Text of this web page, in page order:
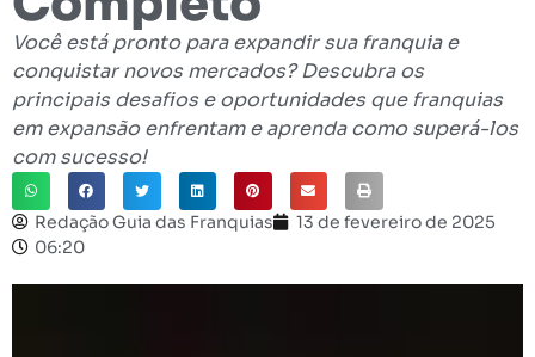
Você está pronto para expandir sua franquia e
conquistar novos mercados? Descubra os
principais desafios e oportunidades que franquias
em expansão enfrentam e aprenda como superá-los
com sucesso!
Redação Guia das Franquias
13 de fevereiro de 2025
06:20